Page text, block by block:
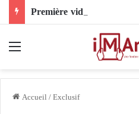
Accueil/Exclusif